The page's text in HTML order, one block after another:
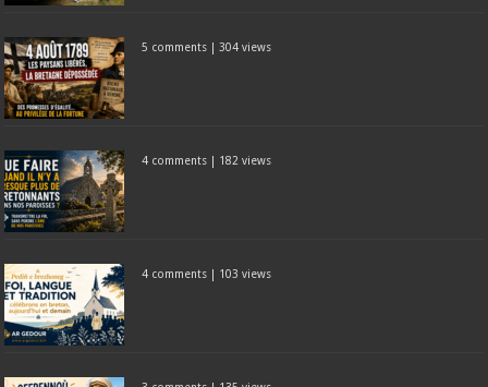
5 comments | 304 views
4 comments | 182 views
4 comments | 103 views